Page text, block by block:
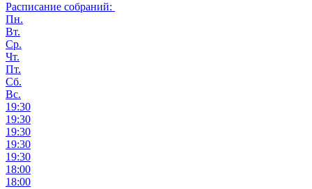
Расписание собраний:
Пн.
Вт.
Ср.
Чт.
Пт.
Сб.
Вс.
19:30
19:30
19:30
19:30
19:30
18:00
18:00